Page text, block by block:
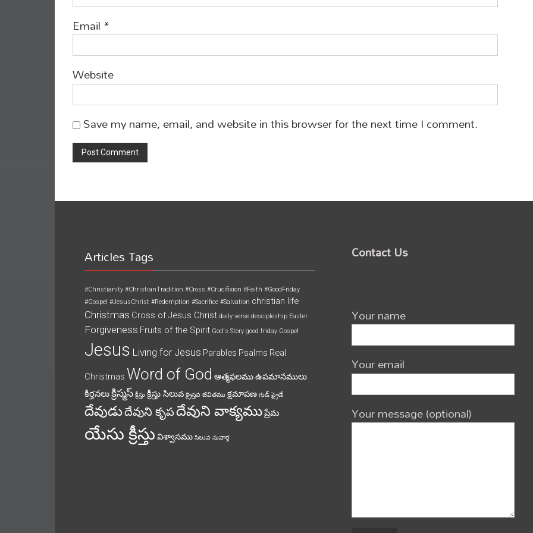
Email*
Website
Save my name, email, and website in this browser for the next time I comment.
Articles Tags
#Christianity #ChristianTradition #Cross #Crucifixion #Faith #GoodFriday
#Gospel #JesusChrist #Redemption #Sacrifice #Salvation christian life
Christmas Cross of Jesus Christ daily verse descipleship Easter
Forgiveness Fruits of the Spirit God's Story good friday Gospel
Jesus Living for Jesus Parables Psalms Real
Christmas Word of God ఆత్మఫలముఉపమానములు
కీర్తనలుక్రిస్మస్ క్రీస్తు క్రీస్తు సిలువ క్రైస్తవ జీవితము క్షమాపణ గుడ్ ఫ్రైడే
దేవుడుదేవుని కృపదేవుని వాక్యముప్రేమ
యేసు క్రీస్తు విశ్వాసము సిలువ సువార్త
Contact Us
Your name
Your email
Your message (optional)